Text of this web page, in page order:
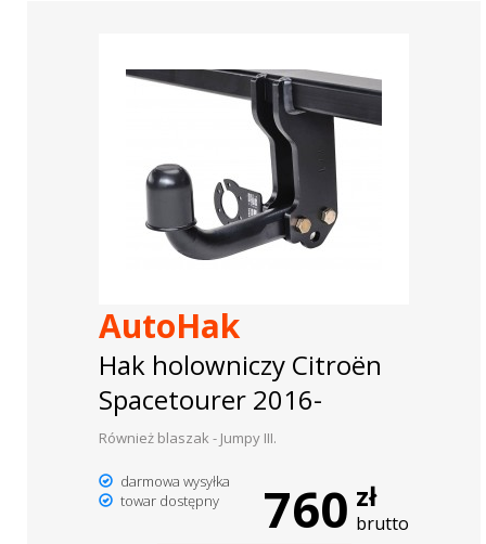
AutoHak
Hak holowniczy Citroën
Spacetourer 2016-
Również blaszak - Jumpy III.
darmowa wysyłka
towar dostępny
760 zł
brutto